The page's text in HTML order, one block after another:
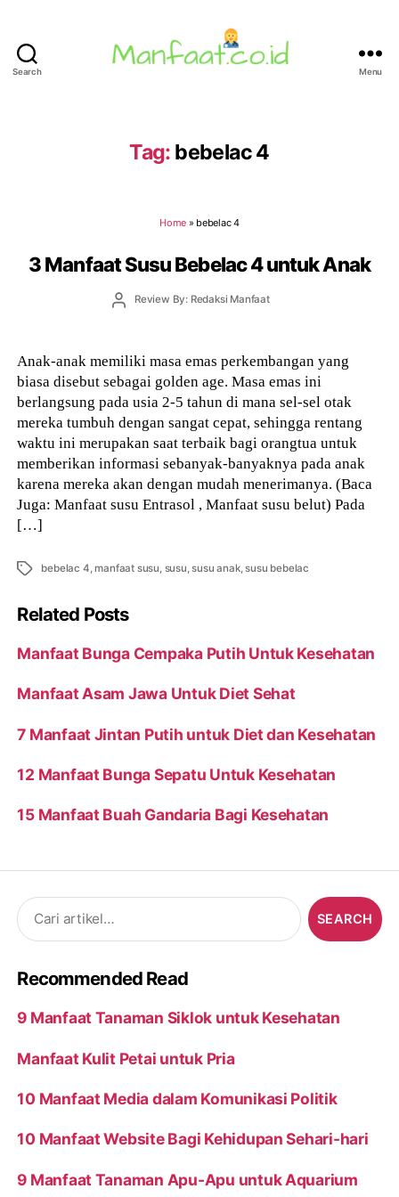
Search Menu
Tag: bebelac 4
Home » bebelac 4
3 Manfaat Susu Bebelac 4 untuk Anak
PostReview By: Redaksi Manfaat
Anak-anak memiliki masa emas perkembangan yang
biasa disebut sebagai golden age. Masa emas ini
berlangsung pada usia 2-5 tahun di mana sel-sel otak
mereka tumbuh dengan sangat cepat, sehingga rentang
waktu ini merupakan saat terbaik bagi orangtua untuk
memberikan informasi sebanyak-banyaknya pada anak
karena mereka akan dengan mudah menerimanya. (Baca
Juga: Manfaat susu Entrasol , Manfaat susu belut) Pada
[…]
Tags bebelac 4,manfaat susu, susu,susu anak,susu bebelac
Related Posts
Manfaat Bunga Cempaka Putih Untuk Kesehatan
Manfaat Asam Jawa Untuk Diet Sehat
7 Manfaat Jintan Putih untuk Diet dan Kesehatan
12 Manfaat Bunga Sepatu Untuk Kesehatan
15 Manfaat Buah Gandaria Bagi Kesehatan
Search
for:
Recommended Read
9 Manfaat Tanaman Siklok untuk Kesehatan
Manfaat Kulit Petai untuk Pria
10 Manfaat Media dalam Komunikasi Politik
10 Manfaat Website Bagi Kehidupan Sehari-hari
9 Manfaat Tanaman Apu-Apu untuk Aquarium